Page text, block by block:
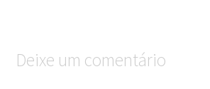
Deixe um comentário